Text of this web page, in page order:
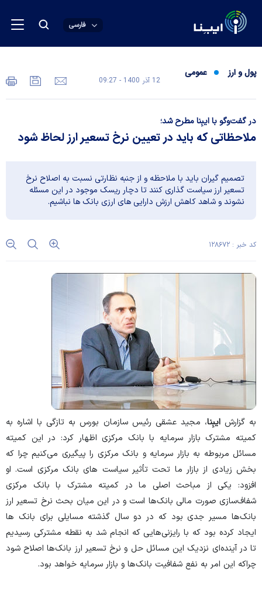
فارسی
پول و ارز عمومی
12 آذر 1400 - 09:27
در گفت‌وگو با ایبِنا مطرح شد؛
ملاحظاتی که باید در تعیین نرخ تسعیر ارز لحاظ شود
تصمیم گیران باید با ملاحظه و از جنبه نظارتی نسبت به اصلاح نرخ
تسعیر ارز سیاست گذاری کنند تا دچار ریسک موجود در این مسئله
نشوند و شاهد کاهش ارزش دارایی های ارزی بانک ها نباشیم.
کد خبر : ۱۲۸۶۷۲
به گزارشایبِنا، مجید عشقی رئیس سازمان بورس به تازگی با اشاره به
کمیته مشترک بازار سرمایه با بانک مرکزی اظهار کرد: در این کمیته
مسائل مربوطه به بازار سرمایه و بانک مرکزی را پیگیری می‌کنیم چرا که
بخش زیادی از بازار ما تحت تأثیر سیاست های بانک مرکزی است. او
افزود: یکی از مباحث اصلی ما در کمیته مشترک با بانک مرکزی
شفاف‌سازی صورت مالی بانک‌ها است و در این میان بحث نرخ تسعیر ارز
بانک‌ها مسیر جدی بود که در دو سال گذشته مسایلی برای بانک ها
ایجاد کرده بود که با رایزنی‌هایی که انجام شد به نقطه مشترکی رسیدیم
تا در آینده‌ای نزدیک این مسائل حل و نرخ تسعیر ارز بانک‌ها اصلاح شود
چراکه این امر به نفع شفافیت بانک‌ها و بازار سرمایه خواهد بود.